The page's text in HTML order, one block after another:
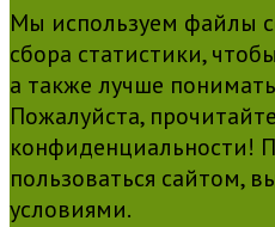
Мы используем файлы
сбора статистики,
а также лучше
Пожалуйста,
конфиденциальности!
пользоваться сайтом,
условиями.